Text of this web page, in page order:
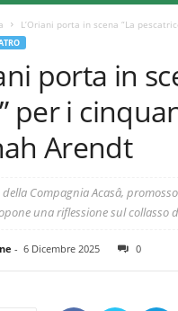
L’Oriani porta in scena “La
porta in
per i
Arendt
Compagnia Acasâ,
una riflessione sul collasso
- 6 Dicembre 2025 0